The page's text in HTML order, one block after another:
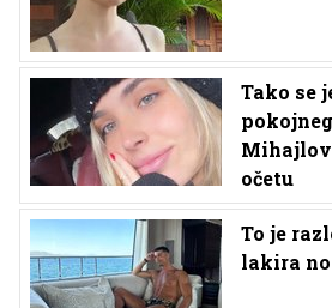
Tako se
očetu
To je
lakira